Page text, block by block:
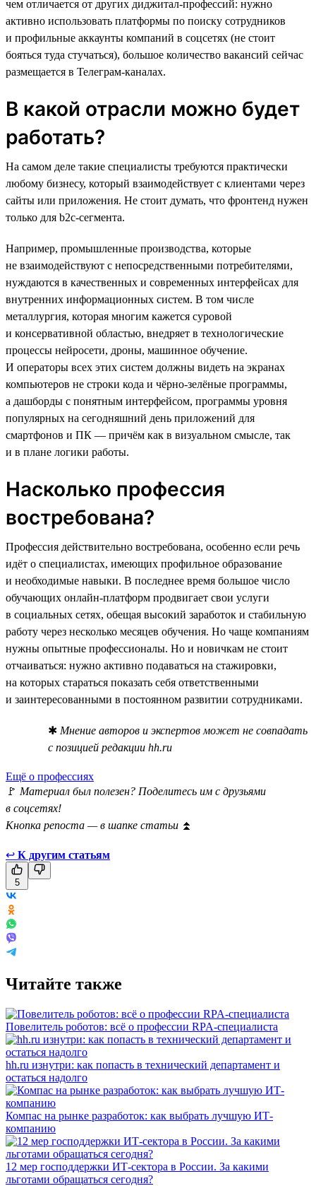
чем отличается от других диджитал-профессий: нужно
активно использовать платформы по поиску сотрудников
и профильные аккаунты компаний в соцсетях (не стоит
бояться туда стучаться), большое количество вакансий сейчас
размещается в Телеграм-каналах.
В какой отрасли можно будет
работать?
На самом деле такие специалисты требуются практически
любому бизнесу, который взаимодействует с клиентами через
сайты или приложения. Не стоит думать, что фронтенд нужен
только для b2c-сегмента.
Например, промышленные производства, которые
не взаимодействуют с непосредственными потребителями,
нуждаются в качественных и современных интерфейсах для
внутренних информационных систем. В том числе
металлургия, которая многим кажется суровой
и консервативной областью, внедряет в технологические
процессы нейросети, дроны, машинное обучение.
И операторы всех этих систем должны видеть на экранах
компьютеров не строки кода и чёрно-зелёные программы,
а дашборды с понятным интерфейсом, программы уровня
популярных на сегодняшний день приложений для
смартфонов и ПК — причём как в визуальном смысле, так
и в плане логики работы.
Насколько профессия
востребована?
Профессия действительно востребована, особенно если речь
идёт о специалистах, имеющих профильное образование
и необходимые навыки. В последнее время большое число
обучающих онлайн-платформ продвигает свои услуги
в социальных сетях, обещая высокий заработок и стабильную
работу через несколько месяцев обучения. Но чаще компаниям
нужны опытные профессионалы. Но и новичкам не стоит
отчаиваться: нужно активно подаваться на стажировки,
на которых стараться показать себя ответственными
и заинтересованными в постоянном развитии сотрудниками.
✱ Мнение авторов и экспертов может не совпадать
с позицией редакции hh.ru
Ещё о профессиях
🚩 Материал был полезен? Поделитесь им с друзьями
в соцсетях!
Кнопка репоста — в шапке статьи ⏫
↩ К другим статьям
5
Читайте также
Повелитель роботов: всё о профессии RPA-специалиста
hh.ru изнутри: как попасть в технический департамент и
остаться надолго
Компас на рынке разработок: как выбрать лучшую ИТ-
компанию
12 мер господдержки ИТ-сектора в России. За какими
льготами обращаться сегодня?